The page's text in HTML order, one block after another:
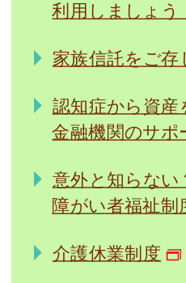
利用しましょう
家族信託をご存
認知症から資産
金融機関のサポ
意外と知らない
障がい者福祉制
介護休業制度